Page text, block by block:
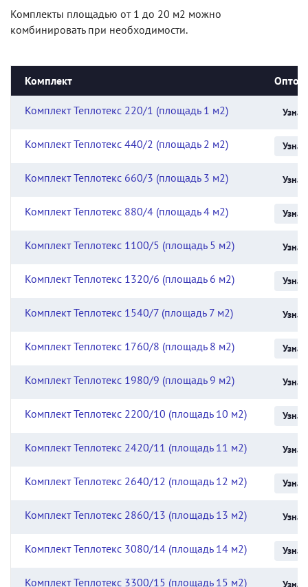
Комплекты площадью от 1 до 20 м2 можно
комбинировать при необходимости.
Комплект
Комплект Теплотекс 220/1 (площадь 1 м2)
Комплект Теплотекс 440/2 (площадь 2 м2)
Комплект Теплотекс 660/3 (площадь 3 м2)
Комплект Теплотекс 880/4 (площадь 4 м2)
Комплект Теплотекс 1100/5 (площадь 5 м2)
Комплект Теплотекс 1320/6 (площадь 6 м2)
Комплект Теплотекс 1540/7 (площадь 7 м2)
Комплект Теплотекс 1760/8 (площадь 8 м2)
Комплект Теплотекс 1980/9 (площадь 9 м2)
Комплект Теплотекс 2200/10 (площадь 10 м2)
Комплект Теплотекс 2420/11 (площадь 11 м2)
Комплект Теплотекс 2640/12 (площадь 12 м2)
Комплект Теплотекс 2860/13 (площадь 13 м2)
Комплект Теплотекс 3080/14 (площадь 14 м2)
Комплект Теплотекс 3300/15 (площадь 15 м2)